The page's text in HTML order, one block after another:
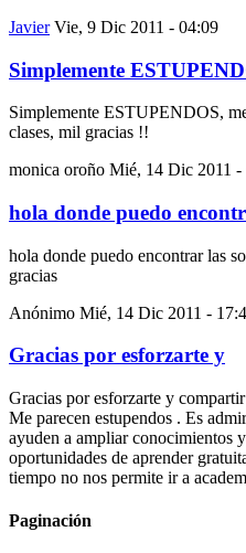
Javier Vie, 9 Dic 2011 - 04:09
Simplemente
Simplemente ESTUPENDOS,
clases, mil gracias !!
monica oroño Mié, 14 Dic 2011 -
hola donde puedo
hola donde puedo encontrar las
gracias
Anónimo Mié, 14 Dic 2011 -
Gracias por esforzarte y
Gracias por esforzarte y
Me parecen estupendos . Es
ayuden a ampliar conocimientos
oportunidades de aprender
tiempo no nos permite ir a
Paginación